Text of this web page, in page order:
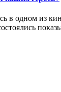
одном из